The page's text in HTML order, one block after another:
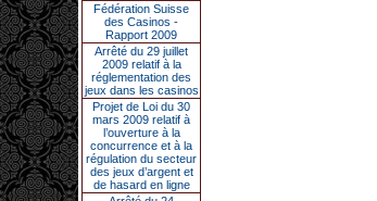
Fédération Suisse
des Casinos -
Rapport 2009
Arrêté du 29 juillet
2009 relatif à la
réglementation des
jeux dans les casinos
Projet de Loi du 30
mars 2009 relatif à
l’ouverture à la
concurrence et à la
régulation du secteur
des jeux d’argent et
de hasard en ligne